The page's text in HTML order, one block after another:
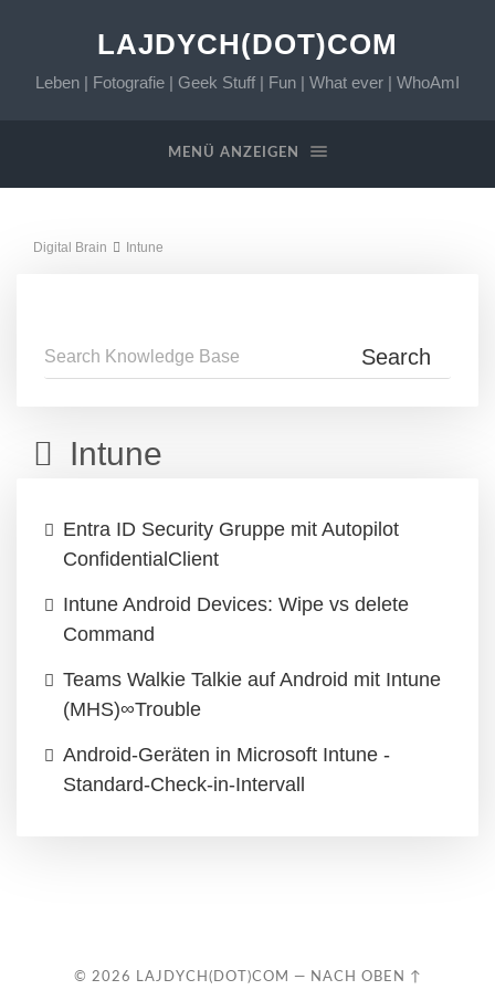
LAJDYCH(DOT)COM
Leben | Fotografie | Geek Stuff | Fun | What ever | WhoAmI
MENÜ ANZEIGEN
Digital Brain Intune
Intune
Entra ID Security Gruppe mit Autopilot
ConfidentialClient
Intune Android Devices: Wipe vs delete
Command
Teams Walkie Talkie auf Android mit Intune
(MHS)∞Trouble
Android-Geräten in Microsoft Intune -
Standard-Check-in-Intervall
© 2026 LAJDYCH(DOT)COM — NACH OBEN ↑